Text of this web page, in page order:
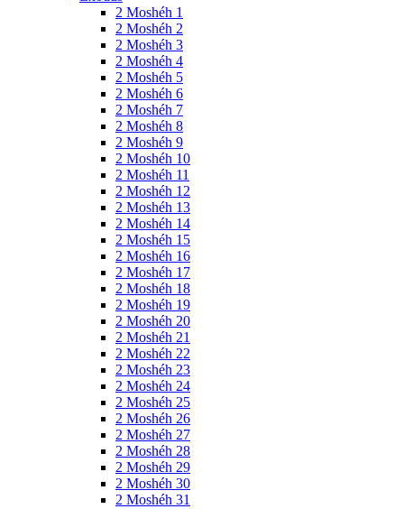
2 Moshéh 1
2 Moshéh 2
2 Moshéh 3
2 Moshéh 4
2 Moshéh 5
2 Moshéh 6
2 Moshéh 7
2 Moshéh 8
2 Moshéh 9
2 Moshéh 10
2 Moshéh 11
2 Moshéh 12
2 Moshéh 13
2 Moshéh 14
2 Moshéh 15
2 Moshéh 16
2 Moshéh 17
2 Moshéh 18
2 Moshéh 19
2 Moshéh 20
2 Moshéh 21
2 Moshéh 22
2 Moshéh 23
2 Moshéh 24
2 Moshéh 25
2 Moshéh 26
2 Moshéh 27
2 Moshéh 28
2 Moshéh 29
2 Moshéh 30
2 Moshéh 31